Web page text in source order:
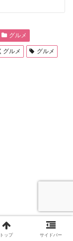
グルメ
グルメ グルメ
トップ サイドバー